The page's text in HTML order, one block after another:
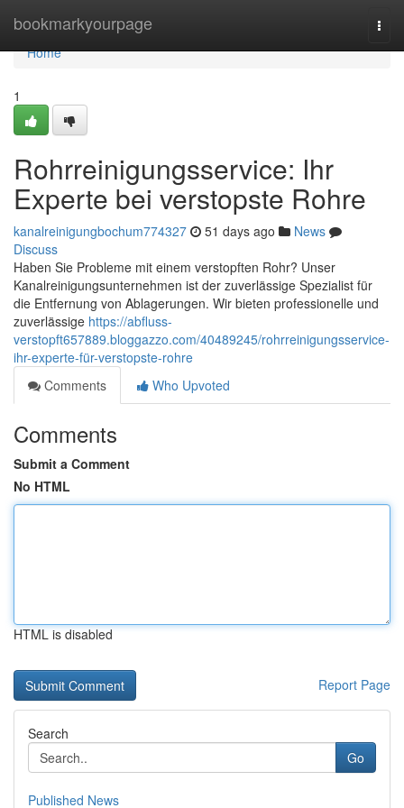
bookmarkyourpage
Home
Home
1
Rohrreinigungsservice: Ihr
Experte bei verstopste Rohre
kanalreinigungbochum774327 51 days ago
News
Discuss
Haben Sie Probleme mit einem verstopften Rohr? Unser
Kanalreinigungsunternehmen ist der zuverlässige Spezialist für
die Entfernung von Ablagerungen. Wir bieten professionelle und
zuverlässige https://abfluss-
verstopft657889.bloggazzo.com/40489245/rohrreinigungsservice-
ihr-experte-für-verstopste-rohre
Comments
Who Upvoted
Comments
Submit a Comment
No HTML
HTML is disabled
Report Page
Search
Go
Published News